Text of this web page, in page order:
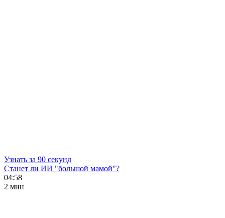
Узнать за 90 секунд
Станет ли ИИ "большой мамой"?
04:58
2 мин